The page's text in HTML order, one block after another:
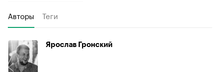
Авторы Теги
Ярослав Гронский